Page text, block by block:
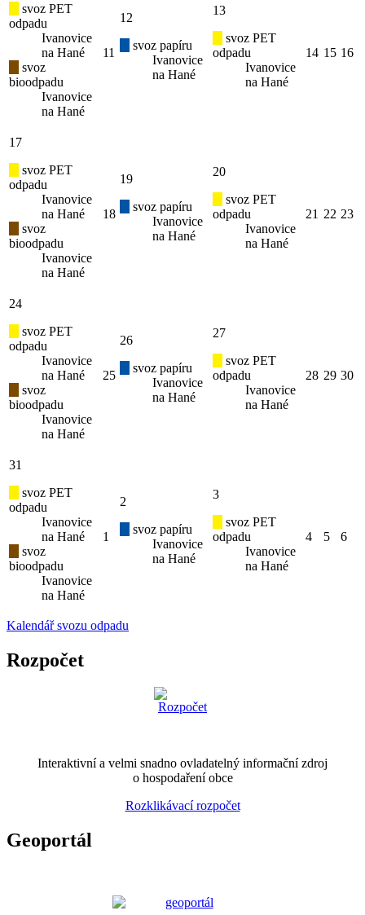
svoz PET
odpadu
Ivanovice
na Hané
svoz
bioodpadu
Ivanovice
na Hané
11
12
svoz papíru
Ivanovice
na Hané
13
svoz PET
odpadu
Ivanovice
na Hané
14 15 16
17
svoz PET
odpadu
Ivanovice
na Hané
svoz
bioodpadu
Ivanovice
na Hané
18
19
svoz papíru
Ivanovice
na Hané
20
svoz PET
odpadu
Ivanovice
na Hané
21 22 23
24
svoz PET
odpadu
Ivanovice
na Hané
svoz
bioodpadu
Ivanovice
na Hané
25
26
svoz papíru
Ivanovice
na Hané
27
svoz PET
odpadu
Ivanovice
na Hané
28 29 30
31
svoz PET
odpadu
Ivanovice
na Hané
svoz
bioodpadu
Ivanovice
na Hané
1
2
svoz papíru
Ivanovice
na Hané
3
svoz PET
odpadu
Ivanovice
na Hané
4 5 6
Kalendář svozu odpadu
Rozpočet
Interaktivní a velmi snadno ovladatelný informační zdroj
o hospodaření obce
Rozklikávací rozpočet
Geoportál